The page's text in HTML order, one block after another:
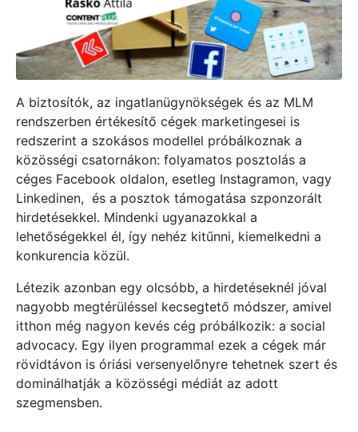
A biztosítók, az ingatlanügynökségek és az MLM
rendszerben értékesítő cégek marketingesei is
redszerint a szokásos modellel próbálkoznak a
közösségi csatornákon: folyamatos posztolás a
céges Facebook oldalon, esetleg Instagramon, vagy
Linkedinen, és a posztok támogatása szponzorált
hirdetésekkel. Mindenki ugyanazokkal a
lehetőségekkel él, így nehéz kitűnni, kiemelkedni a
konkurencia közül.
Létezik azonban egy olcsóbb, a hirdetéseknél jóval
nagyobb megtérüléssel kecsegtető módszer, amivel
itthon még nagyon kevés cég próbálkozik: a social
advocacy. Egy ilyen programmal ezek a cégek már
rövidtávon is óriási versenyelőnyre tehetnek szert és
dominálhatják a közösségi médiát az adott
szegmensben.